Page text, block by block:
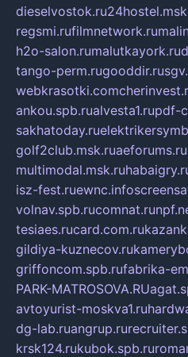
dieselvostok.ru
regsmi.rufilmnetwork.ru
h2o-salon.rumalutkayork.ru
tango-perm.rugooddir.ru
webkrasotki.com
ankou.spb.rualvesta1.rupdf-
sakhatoday.ru
golf2club.msk.ruaeforums.ru
multimodal.msk.ru
isz-fest.ruewnc.info
volnav.spb.rucomnat.ru
tesiaes.rucard.com.ru
gildiya-kuznecov.ru
griffoncom.spb.rufabrika-
PARK-MATROSOVA.RU
avtoyurist-moskva1.ru
dg-lab.ruangrup.ru
krsk124.rukubok.spb.ru